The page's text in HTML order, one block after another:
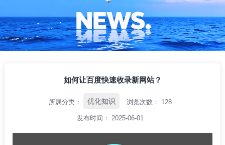
如何让百度快速收录新网站？
所属分类： 优化知识 浏览次数： 128
发布时间： 2025-06-01